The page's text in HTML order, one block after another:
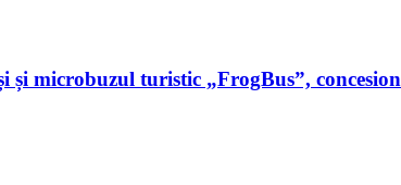
microbuzul turistic „FrogBus”,